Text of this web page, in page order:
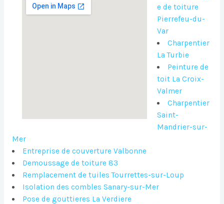
e de toiture
Pierrefeu-du-
Var
Charpentier
La Turbie
Peinture de
toit La Croix-
Valmer
Charpentier
Saint-
Mandrier-sur-
Mer
Entreprise de couverture Valbonne
Demoussage de toiture 83
Remplacement de tuiles Tourrettes-sur-Loup
Isolation des combles Sanary-sur-Mer
Pose de gouttieres La Verdiere